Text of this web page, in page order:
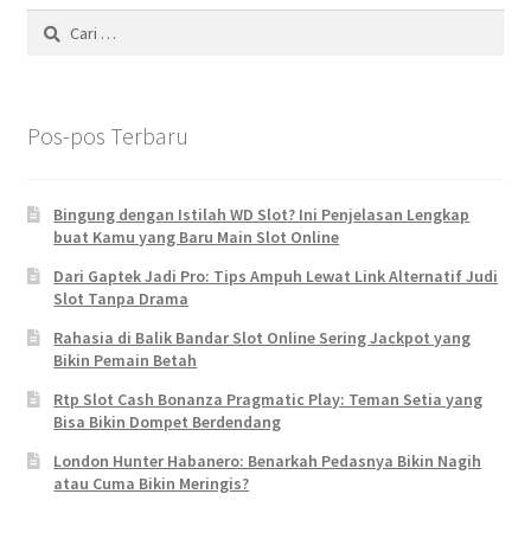
Cari
untuk:
Pos-pos Terbaru
Bingung dengan Istilah WD Slot? Ini Penjelasan Lengkap
buat Kamu yang Baru Main Slot Online
Dari Gaptek Jadi Pro: Tips Ampuh Lewat Link Alternatif Judi
Slot Tanpa Drama
Rahasia di Balik Bandar Slot Online Sering Jackpot yang
Bikin Pemain Betah
Rtp Slot Cash Bonanza Pragmatic Play: Teman Setia yang
Bisa Bikin Dompet Berdendang
London Hunter Habanero: Benarkah Pedasnya Bikin Nagih
atau Cuma Bikin Meringis?